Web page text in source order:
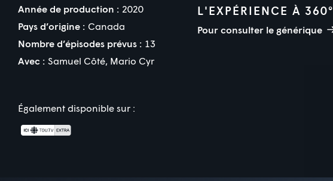
Année de production : 2020
Pays d’origine : Canada
Nombre d’épisodes prévus : 13
Avec : Samuel Côté Mario Cyr
Également disponible sur :
L'EXPÉRIENCE À 360°
Pour consulter le générique